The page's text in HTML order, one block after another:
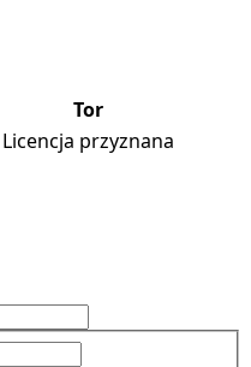
Tor
Licencja przyznana